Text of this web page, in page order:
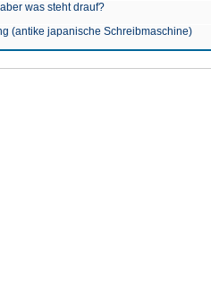
was steht drauf?
(antike japanische Schreibmaschine)